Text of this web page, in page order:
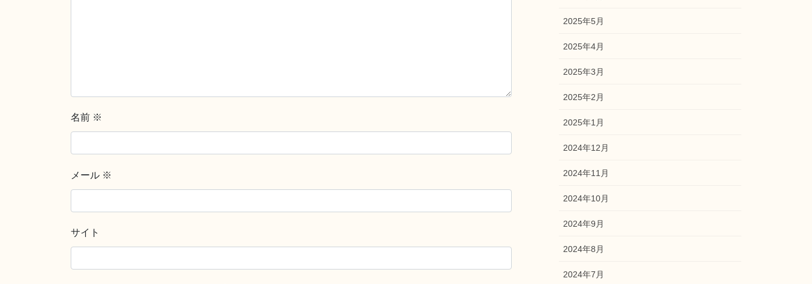
名前 ※
メール ※
サイト
2025年5月
2025年4月
2025年3月
2025年2月
2025年1月
2024年12月
2024年11月
2024年10月
2024年9月
2024年8月
2024年7月